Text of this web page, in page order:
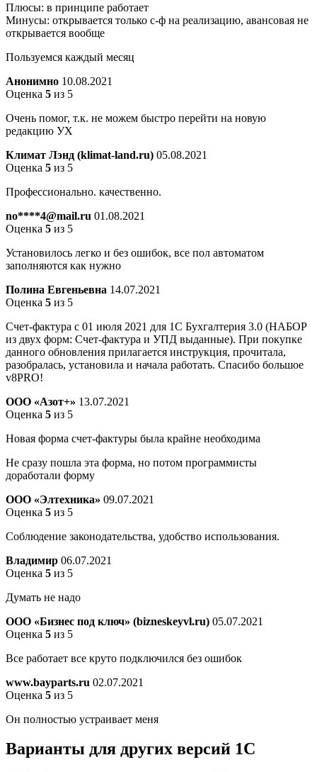
Плюсы: в принципе работает
Минусы: открывается только с-ф на реализацию, авансовая не
открывается вообще
Пользуемся каждый месяц
Анонимно 10.08.2021
Оценка 5 из 5
Очень помог, т.к. не можем быстро перейти на новую
редакцию УХ
Климат Лэнд (klimat-land.ru) 05.08.2021
Оценка 5 из 5
Профессионально. качественно.
no****4@mail.ru 01.08.2021
Оценка 5 из 5
Установилось легко и без ошибок, все пол автоматом
заполняются как нужно
Полина Евгеньевна 14.07.2021
Оценка 5 из 5
Счет-фактура с 01 июля 2021 для 1С Бухгалтерия 3.0 (НАБОР
из двух форм: Счет-фактура и УПД выданные). При покупке
данного обновления прилагается инструкция, прочитала,
разобралась, установила и начала работать. Спасибо большое
v8PRO!
ООО «Азот+» 13.07.2021
Оценка 5 из 5
Новая форма счет-фактуры была крайне необходима
Не сразу пошла эта форма, но потом программисты
доработали форму
ООО «Элтехника» 09.07.2021
Оценка 5 из 5
Соблюдение законодательства, удобство использования.
Владимир 06.07.2021
Оценка 5 из 5
Думать не надо
ООО «Бизнес под ключ» (bizneskeyvl.ru) 05.07.2021
Оценка 5 из 5
Все работает все круто подключился без ошибок
www.bayparts.ru 02.07.2021
Оценка 5 из 5
Он полностью устраивает меня
Варианты для других версий 1С